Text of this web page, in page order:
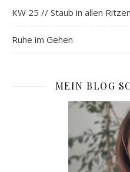
KW 25 // Staub in allen Ritzen
Ruhe im Gehen
MEIN BLOG